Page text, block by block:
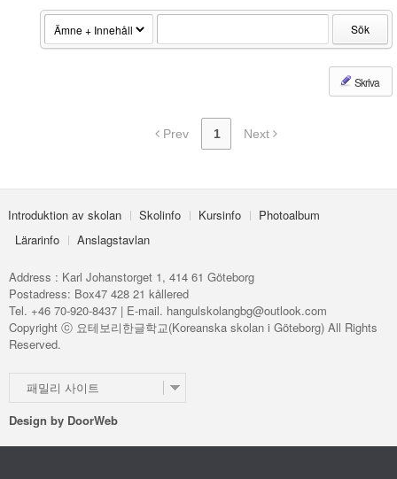
Sök
Skriva
Prev 1 Next
Introduktion av skolan Skolinfo Kursinfo
Photoalbum
Lärarinfo
Anslagstavlan
Address : Karl Johanstorget 1, 414 61 Göteborg
Postadress: Box47 428 21 kållered
Tel. +46 70-920-8437 | E-mail. hangulskolangbg@outlook.com
Copyright ⓒ 요테보리한글학교(Koreanska skolan i Göteborg) All Rights
Reserved.
패밀리 사이트
Design by DoorWeb
Anslagstavlan